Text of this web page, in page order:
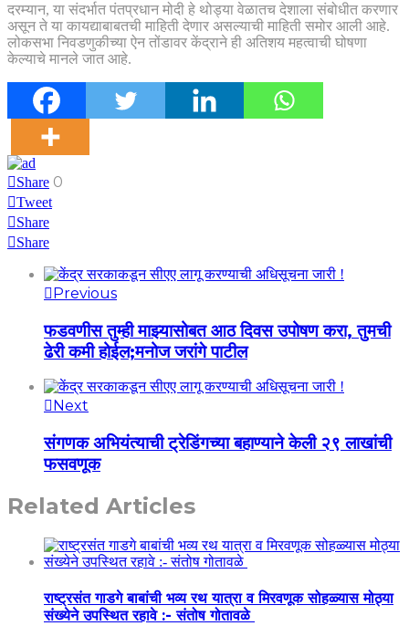
दरम्यान, या संदर्भात पंतप्रधान मोदी हे थोड्या वेळातच देशाला संबोधीत करणार
असून ते या कायद्याबाबतची माहिती देणार असल्याची माहिती समोर आली आहे.
लोकसभा निवडणुकीच्या ऐन तोंडावर केंद्राने ही अतिशय महत्वाची घोषणा
केल्याचे मानले जात आहे.
Share 0
Tweet
Share
Share
Previous
फडवणीस तुम्ही माझ्यासोबत आठ दिवस उपोषण करा, तुमची
ढेरी कमी होईल;मनोज जरांगे पाटील
Next
संगणक अभियंत्याची ट्रेडिंगच्या बहाण्याने केली २९ लाखांची
फसवणूक
Related Articles
राष्ट्रसंत गाडगे बाबांची भव्य रथ यात्रा व मिरवणूक सोहळ्यास मोठ्या
संख्येने उपस्थित रहावे :- संतोष गोतावळे